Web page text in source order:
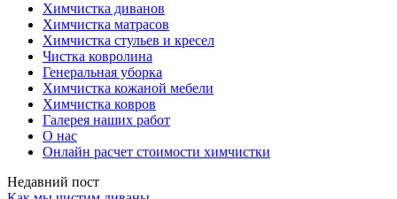
Химчистка диванов
Химчистка матрасов
Химчистка стульев и кресел
Чистка ковролина
Генеральная уборка
Химчистка кожаной мебели
Химчистка ковров
Галерея наших работ
О нас
Онлайн расчет стоимости химчистки
Недавний пост